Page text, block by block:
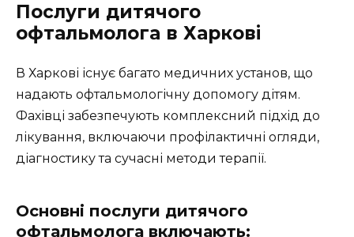
Послуги дитячого
офтальмолога в Харкові
В Харкові існує багато медичних установ, що
надають офтальмологічну допомогу дітям.
Фахівці забезпечують комплексний підхід до
лікування, включаючи профілактичні огляди,
діагностику та сучасні методи терапії.
Основні послуги дитячого
офтальмолога включають: